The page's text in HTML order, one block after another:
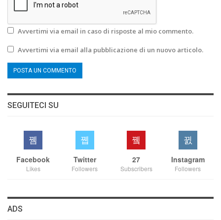
Avvertimi via email in caso di risposte al mio commento.
Avvertimi via email alla pubblicazione di un nuovo articolo.
SEGUITECI SU
Facebook
Likes
Twitter
Followers
27
Subscribers
Instagram
Followers
ADS